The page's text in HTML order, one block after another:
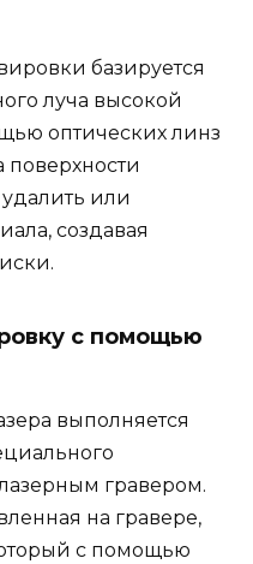
базируется
луча высокой
оптических линз
поверхности
удалить или
создавая
с помощью
выполняется
гравером.
на гравере,
с помощью